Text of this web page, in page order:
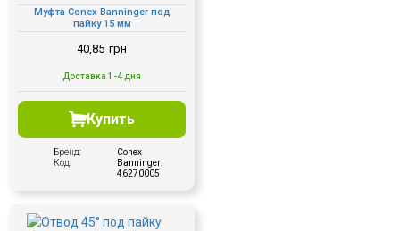
Муфта Conex Banninger под
пайку 15 мм
40,85 грн
Доставка 1-4 дня
Купить
Бренд:
Код:
Conex
Banninger
46270005